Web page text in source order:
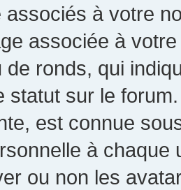
à votre
associée à
de ronds, qui
statut sur le
est connue
à chaque
ou non les